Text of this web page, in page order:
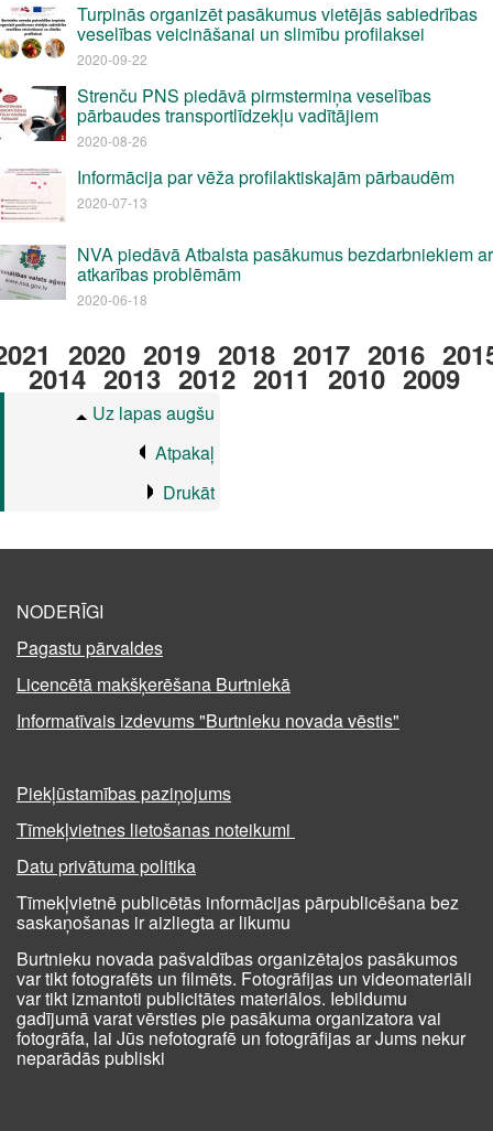
Turpinās organizēt pasākumus vietējās sabiedrības
veselības veicināšanai un slimību profilaksei
2020-09-22
Strenču PNS piedāvā pirmstermiņa veselības
pārbaudes transportlīdzekļu vadītājiem
2020-08-26
Informācija par vēža profilaktiskajām pārbaudēm
2020-07-13
NVA piedāvā Atbalsta pasākumus bezdarbniekiem ar
atkarības problēmām
2020-06-18
2020 2019 2018 2017 2016
2014 2013 2012 2011 2010 2009
Uz lapas augšu
Atpakaļ
Drukāt
NODERĪGI
Pagastu pārvaldes
Licencētā makšķerēšana Burtniekā
Informatīvais izdevums "Burtnieku novada vēstis"
Piekļūstamības paziņojums
Tīmekļvietnes lietošanas noteikumi
Datu privātuma politika
Tīmekļvietnē publicētās informācijas pārpublicēšana bez
saskaņošanas ir aizliegta ar likumu
Burtnieku novada pašvaldības organizētajos pasākumos
var tikt fotografēts un filmēts. Fotogrāfijas un videomateriāli
var tikt izmantoti publicitātes materiālos. Iebildumu
gadījumā varat vērsties pie pasākuma organizatora vai
fotogrāfa, lai Jūs nefotografē un fotogrāfijas ar Jums nekur
neparādās publiski